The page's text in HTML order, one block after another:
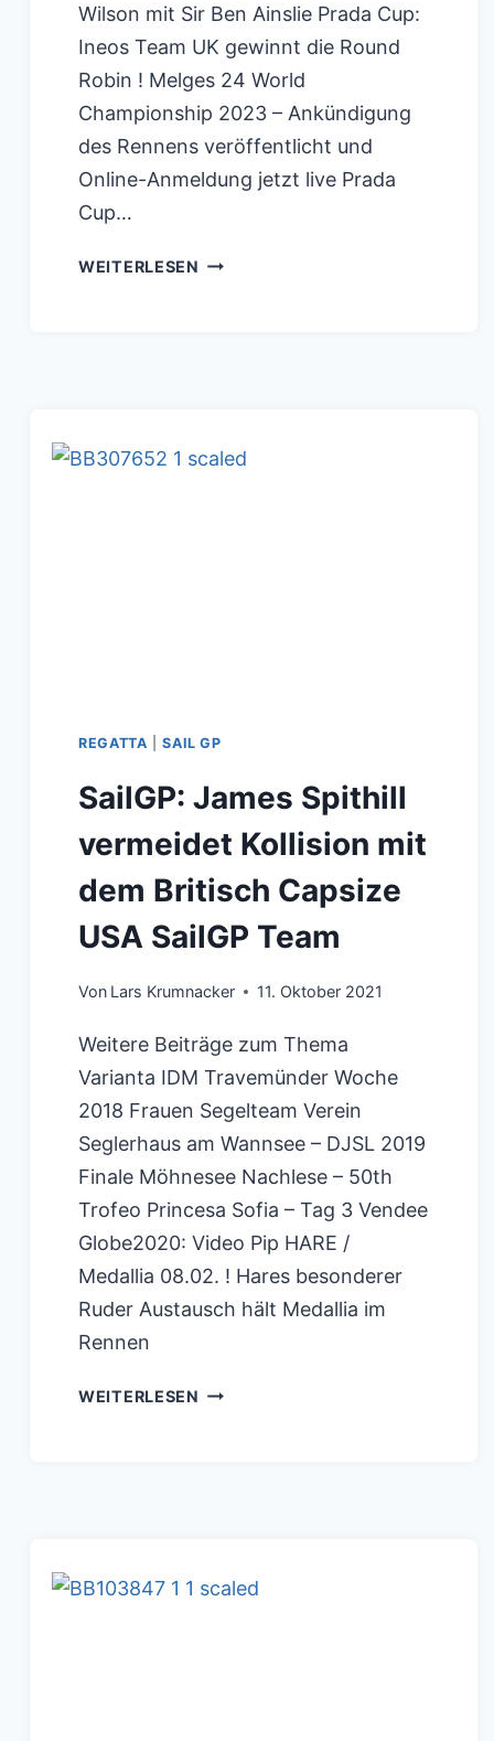
Wilson mit Sir Ben Ainslie Prada Cup:
Ineos Team UK gewinnt die Round
Robin ! Melges 24 World
Championship 2023 – Ankündigung
des Rennens veröffentlicht und
Online-Anmeldung jetzt live Prada
Cup…
WEITERLESEN SAILGP:
BEI
REGATTA |SAIL GP
SailGP: James Spithill
vermeidet Kollision mit
dem Britisch Capsize
USA SailGP Team
Von Lars Krumnacker 11. Oktober 2021
Weitere Beiträge zum Thema
Varianta IDM Travemünder Woche
2018 Frauen Segelteam Verein
Seglerhaus am Wannsee – DJSL 2019
Finale Möhnesee Nachlese – 50th
Trofeo Princesa Sofia – Tag 3 Vendee
Globe2020: Video Pip HARE /
Medallia 08.02. ! Hares besonderer
Ruder Austausch hält Medallia im
Rennen
WEITERLESEN SAILGP:
DEM